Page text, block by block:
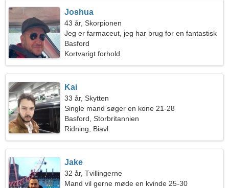
Joshua
43 år, Skorpionen
Jeg er farmaceut, jeg har brug for en fantastisk
kvinde
Basford
Kortvarigt forhold
Kai
33 år, Skytten
Single mand søger en kone 21-28
Basford, Storbritannien
Ridning, Biavl
Jake
32 år, Tvillingerne
Mand vil gerne møde en kvinde 25-30